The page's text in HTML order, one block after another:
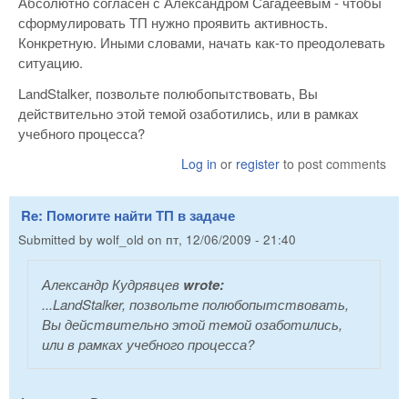
сформулировать ТП нужно проявить активность.
Конкретную. Иными словами, начать как-то преодолевать
ситуацию.
LandStalker, позвольте полюбопытствовать, Вы
действительно этой темой озаботились, или в рамках
учебного процесса?
Log in or register to post comments
Re: Помогите найти ТП в задаче
Submitted by wolf_old on пт, 12/06/2009 - 21:40
Александр Кудрявцев wrote:
...LandStalker, позвольте полюбопытствовать,
Вы действительно этой темой озаботились,
или в рамках учебного процесса?